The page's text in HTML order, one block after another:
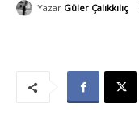
Yazar Güler Çalıkkılıç